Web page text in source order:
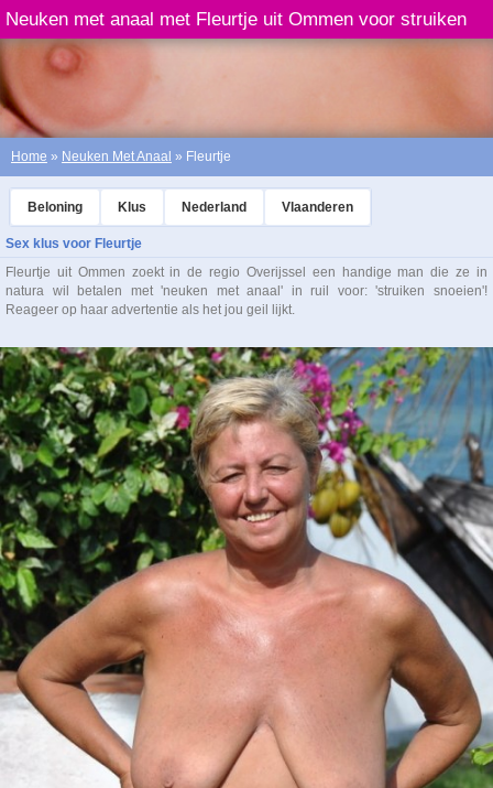
Neuken met anaal met Fleurtje uit Ommen voor struiken
snoeien
Home » Neuken Met Anaal » Fleurtje
Beloning Klus Nederland Vlaanderen
Sex klus voor Fleurtje
Fleurtje uit Ommen zoekt in de regio Overijssel een handige man die ze in
natura wil betalen met 'neuken met anaal' in ruil voor: 'struiken snoeien'!
Reageer op haar advertentie als het jou geil lijkt.